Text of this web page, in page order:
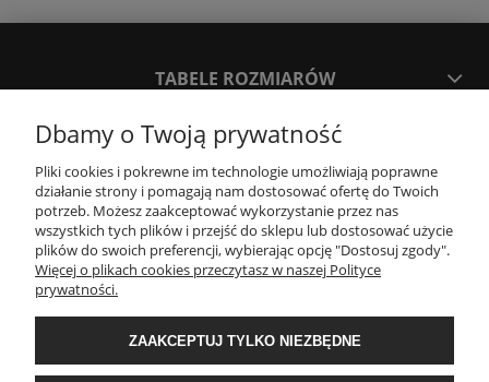
TABELE ROZMIARÓW
SPOSOBY PŁATNOŚCI ORAZ CZAS I KOSZTY DOSTAWY
DOSTAWY
KONTAKT
WYMIANA / ZWROTY / REKLAMACJE
REGULAMINY
Dbamy o Twoją prywatność
Pliki cookies i pokrewne im technologie umożliwiają poprawne
działanie strony i pomagają nam dostosować ofertę do Twoich
potrzeb. Możesz zaakceptować wykorzystanie przez nas
wszystkich tych plików i przejść do sklepu lub dostosować użycie
plików do swoich preferencji, wybierając opcję "Dostosuj zgody".
Więcej o plikach cookies przeczytasz w naszej Polityce
prywatności.
ZAAKCEPTUJ TYLKO NIEZBĘDNE